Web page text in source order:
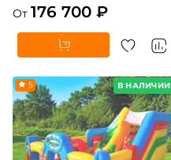
От 176 700 ₽
В НАЛИЧИИ
5